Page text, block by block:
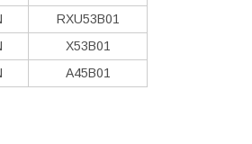
RXU53B01
X53B01
A45B01